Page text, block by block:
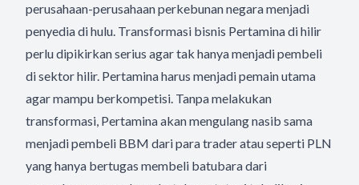
perusahaan-perusahaan perkebunan negara menjadi
penyedia di hulu. Transformasi bisnis Pertamina di hilir
perlu dipikirkan serius agar tak hanya menjadi pembeli
di sektor hilir. Pertamina harus menjadi pemain utama
agar mampu berkompetisi. Tanpa melakukan
transformasi, Pertamina akan mengulang nasib sama
menjadi pembeli BBM dari para trader atau seperti PLN
yang hanya bertugas membeli batubara dari